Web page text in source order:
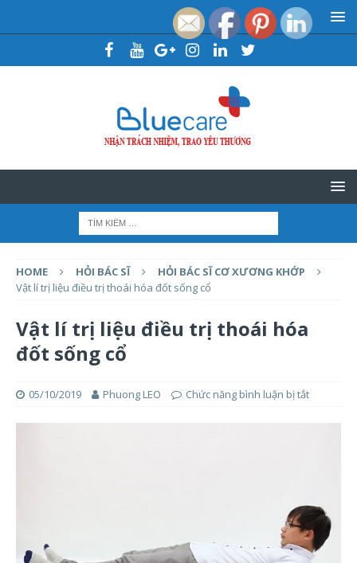
HOME HỎI BÁC SĨ
HỎI BÁC SĨ CƠ XƯƠNG KHỚP
Vật lí trị liệu điều trị thoái hóa đốt sống cổ
Vật lí trị liệu điều trị thoái hóa
đốt sống cổ
05/10/2019 Phuong LEO Chức năng bình luận bị tắt